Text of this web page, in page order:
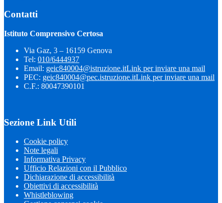
Contatti
Istituto Comprensivo Certosa
Via Gaz, 3 – 16159 Genova
Tel: 010/6444937
Email: geic840004@istruzione.itLink per inviare una mail
PEC: geic840004@pec.istruzione.itLink per inviare una mail
C.F.: 80047390101
Sezione Link Utili
Cookie policy
Note legali
Informativa Privacy
Ufficio Relazioni con il Pubblico
Dichiarazione di accessibilità
Obiettivi di accessibilità
Whistleblowing